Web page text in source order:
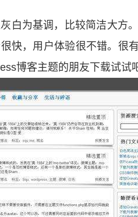
白为基调，比较简洁大方
快，用户体验很不错。很
博客主题的朋友下载试试